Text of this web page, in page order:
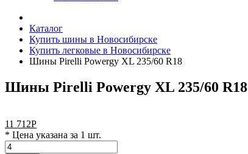
Каталог
Купить шины в Новосибирске
Купить легковые в Новосибирске
Шины Pirelli Powergy XL 235/60 R18
Шины Pirelli Powergy XL 235/60 R18
11 712Р
* Цена указана за 1 шт.